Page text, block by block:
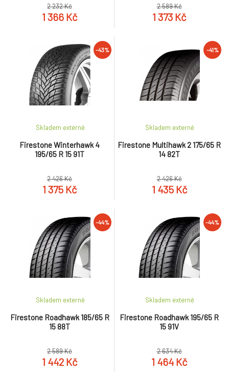
2 232 Kč
1 366 Kč
2 589 Kč
1 373 Kč
-43%
Firestone Winterhawk 4
195/65 R 15 91T
Skladem externě
2 426 Kč
1 375 Kč
-41%
Firestone Multihawk 2 175/65 R
14 82T
Skladem externě
2 426 Kč
1 435 Kč
-44%
Firestone Roadhawk 185/65 R
15 88T
Skladem externě
2 589 Kč
1 442 Kč
-44%
Firestone Roadhawk 195/65 R
15 91V
Skladem externě
2 634 Kč
1 464 Kč